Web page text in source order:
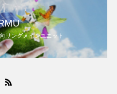
リングメインユニット